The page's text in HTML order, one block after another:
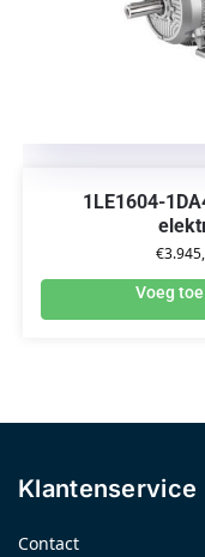
1LE1604-
€
Voeg
Klantenservice
Contact